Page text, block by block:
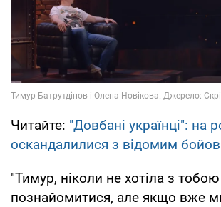
Читайте: "Довбані українці": на
оскандалилися з відомим
"Тимур, ніколи не хотіла з тобою
познайомитися, але якщо вже